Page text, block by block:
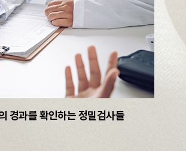
경과를 확인하는 정밀검사들